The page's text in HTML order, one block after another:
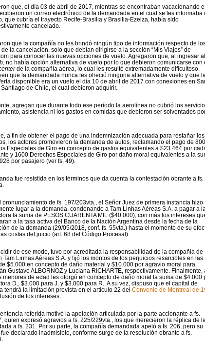
que, el día 03 de abril de 2017, mientras se encontraban vacacionando
un correo electrónico de la demandada en el cual se les informaba
que cubría el trayecto Recife-Brasilia y Brasilia-Ezeiza, había sido
cancelado.
que la compañía no les brindó ningún tipo de información respecto de
de la cancelación, solo que debían dirigirse a la sección “Mis Viajes” de
para conocer las nuevas opciones de vuelo. Agregaron que, al ingresar al
, no había opción alternativa de vuelo por lo que debieron comunicarse con
de la compañía aérea, lo cual les resultó extremadamente dificultoso.
que la demandada nunca les ofreció ninguna alternativa de vuelo y que
disponible era un vuelo el día 10 de abril de 2017 con conexiones en
Santiago de Chile, el cual debieron adquirir.
agregan que durante todo ese período la aerolínea no cubrió los
asistencia ni los gastos en comidas que debieron ser solventados
a fin de obtener el pago de una indemnización adecuada para restañar los
los actores promovieron la demanda de autos, reclamando el pago de
Especiales de Giro en concepto de gastos equivalentes a $23.464 por
y 1600 Derechos Especiales de Giro por daño moral equivalentes a la
por pasajero (ver fs. 49).
fue resistida en los términos que da cuenta la contestación obrante a fs.
pronunciamiento de fs. 197/203vta., el Señor Juez de primera instancia hizo
lugar a la demanda, condenando a Tam Linhas Aéreas S.A. a pagar a
la suma de PESOS CUARENTA MIL ($40.000), con más los intereses
a la tasa activa del Banco de la Nación Argentina desde la fecha de la
de la demanda (29/05/2018, conf. fs. 55vta.) hasta el momento de su
costas del juicio (art. 68 del Código Procesal).
de ese modo, tuvo por acreditada la responsabilidad de la compañía de
Tam Linhas Aéreas S.A. y fijó los montos de los perjuicios resarcibles en las
$5.000 en concepto de daño material y $10.000 por agravio moral para
Gustavo ALBORNOZ y Luciana RICHARTE, respectivamente. Finalmente,
menores de edad les otorgó en concepto de daño moral la suma de $4.000
D., $3.000 para J. y $3.000 para R.. A su vez, dispuso que el capital de
tendrá la limitación prevista en el artículo 22 del Convenio de Montreal de
de los intereses.
referida motivó la apelación articulada por la parte accionante a fs.
quien expresó agravios a fs. 225/229vta., los que merecieron la réplica de
a fs. 231. Por su parte, la compañía demandada apeló a fs. 206, pero su
declarado inadmisible, conforme surge de la resolución obrante a fs.